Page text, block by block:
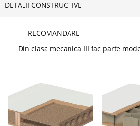
DETALII CONSTRUCTIVE
RECOMANDARE
Din clasa mecanica III fac parte